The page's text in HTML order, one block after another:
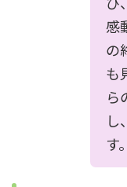
感
の
も
ら
し
す。